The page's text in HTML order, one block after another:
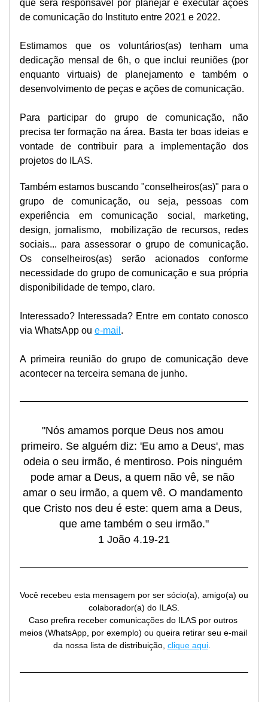
que será responsável por planejar e executar ações
de comunicação do Instituto entre 2021 e 2022.
Estimamos que os voluntários(as) tenham uma
dedicação mensal de 6h, o que inclui reuniões (por
enquanto virtuais) de planejamento e também o
desenvolvimento de peças e ações de comunicação.
Para participar do grupo de comunicação, não
precisa ter formação na área. Basta ter boas ideias e
vontade de contribuir para a implementação dos
projetos do ILAS.
Também estamos buscando "conselheiros(as)" para o
grupo de comunicação, ou seja, pessoas com
experiência em comunicação social, marketing,
design, jornalismo,  mobilização de recursos, redes
sociais... para assessorar o grupo de comunicação.
Os conselheiros(as) serão acionados conforme
necessidade do grupo de comunicação e sua própria
disponibilidade de tempo, claro.
Interessado? Interessada? Entre em contato conosco
via WhatsApp ou e-mail .
A primeira reunião do grupo de comunicação deve
acontecer na terceira semana de junho.
"Nós amamos porque Deus nos amou
primeiro. Se alguém diz: 'Eu amo a Deus', mas
odeia o seu irmão, é mentiroso. Pois ninguém
pode amar a Deus, a quem não vê, se não
amar o seu irmão, a quem vê. O mandamento
que Cristo nos deu é este: quem ama a Deus,
que ame também o seu irmão."
1 João 4.19-21
Você recebeu esta mensagem por ser sócio(a), amigo(a) ou
colaborador(a) do ILAS.
Caso prefira receber comunicações do ILAS por outros
meios (WhatsApp, por exemplo) ou queira retirar seu e-mail
da nossa lista de distribuição, clique aqui.